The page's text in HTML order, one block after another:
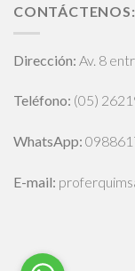
CONTÁCTENOS:
Dirección: Av. 8
Teléfono: (05)
WhatsApp:
E-mail: